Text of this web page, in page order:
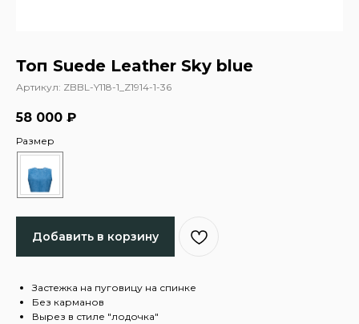
Топ Suede Leather Sky blue
Артикул: ZBBL-Y118-1_Z1914-1-36
58 000 ₽
Размер
Добавить в корзину
Застежка на пуговицу на спинке
Без карманов
Вырез в стиле "лодочка"